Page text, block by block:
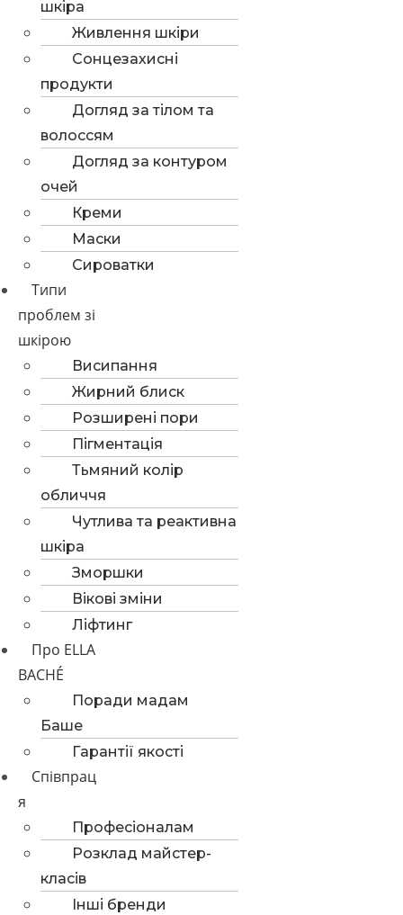
шкіра
Живлення шкіри
Сонцезахисні
продукти
Догляд за тілом та
волоссям
Догляд за контуром
очей
Креми
Маски
Сироватки
Типи
проблем зі
шкірою
Висипання
Жирний блиск
Розширені пори
Пігментація
Тьмяний колір
обличчя
Чутлива та реактивна
шкіра
Зморшки
Вікові зміни
Ліфтинг
Про ELLA
BACHÉ
Поради мадам
Баше
Гарантії якості
Співпрац
я
Професіоналам
Розклад майстер-
класів
Інші бренди